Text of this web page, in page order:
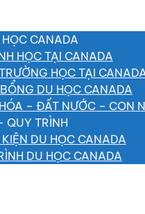
CANADA
HỌC TẠI CANADA
HỌC TẠI
DU HỌC CANADA
– ĐẤT NƯỚC – CON
QUY TRÌNH
DU HỌC CANADA
DU HỌC CANADA